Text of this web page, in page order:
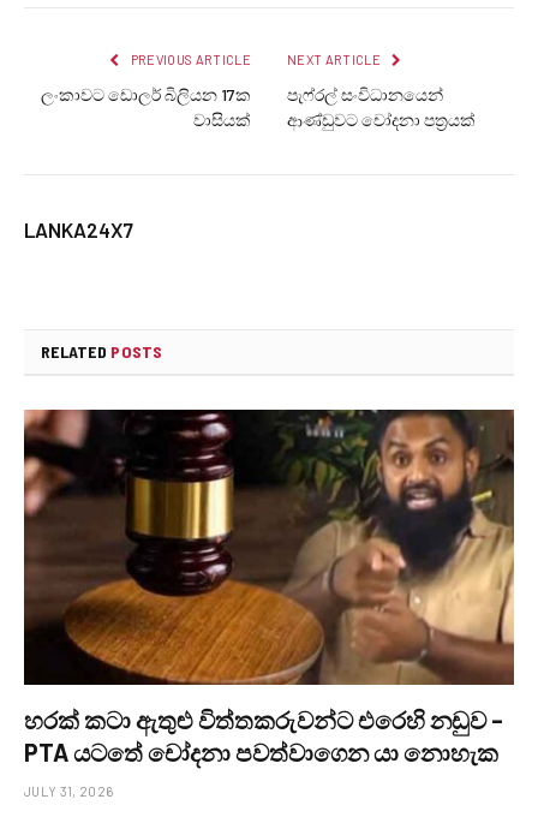
PREVIOUS ARTICLE
ලංකාවට ඩොලර් බිලියන 17ක
වාසියක්
NEXT ARTICLE
පැෆ්රල් සංවිධානයෙන්
ආණ්ඩුවට චෝදනා පත්‍රයක්
LANKA24X7
RELATED POSTS
හරක් කටා ඇතුළු විත්තකරුවන්ට එරෙහි නඩුව –
PTA යටතේ චෝදනා පවත්වාගෙන යා නොහැක
JULY 31, 2026